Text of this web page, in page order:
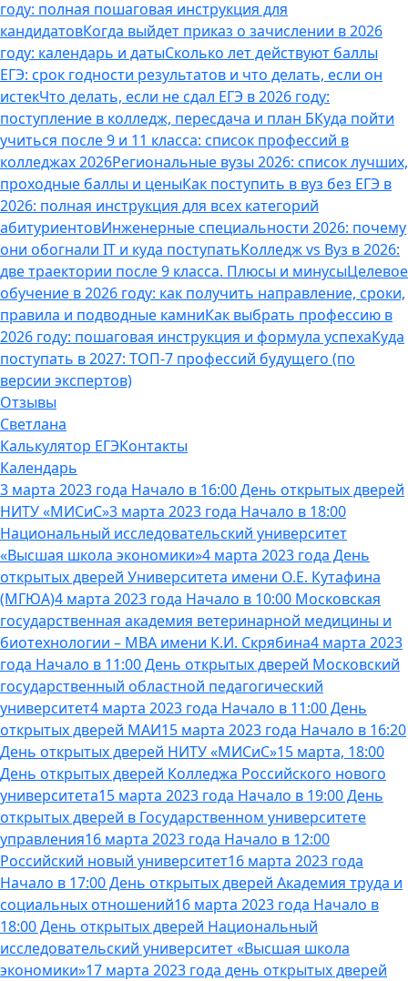
году: полная пошаговая инструкция для
кандидатовКогда выйдет приказ о зачислении в 2026
году: календарь и датыСколько лет действуют баллы
ЕГЭ: срок годности результатов и что делать, если он
истекЧто делать, если не сдал ЕГЭ в 2026 году:
поступление в колледж, пересдача и план БКуда пойти
учиться после 9 и 11 класса: список профессий в
колледжах 2026Региональные вузы 2026: список лучших,
проходные баллы и ценыКак поступить в вуз без ЕГЭ в
2026: полная инструкция для всех категорий
абитуриентовИнженерные специальности 2026: почему
они обогнали IT и куда поступатьКолледж vs Вуз в 2026:
две траектории после 9 класса. Плюсы и минусыЦелевое
обучение в 2026 году: как получить направление, сроки,
правила и подводные камниКак выбрать профессию в
2026 году: пошаговая инструкция и формула успехаКуда
поступать в 2027: ТОП-7 профессий будущего (по
версии экспертов)
Отзывы
Светлана
Калькулятор ЕГЭКонтакты
Календарь
3 марта 2023 года Начало в 16:00 День открытых дверей
НИТУ «МИСиС»3 марта 2023 года Начало в 18:00
Национальный исследовательский университет
«Высшая школа экономики»4 марта 2023 года День
открытых дверей Университета имени О.Е. Кутафина
(МГЮА)4 марта 2023 года Начало в 10:00 Московская
государственная академия ветеринарной медицины и
биотехнологии – МВА имени К.И. Скрябина4 марта 2023
года Начало в 11:00 День открытых дверей Московский
государственный областной педагогический
университет4 марта 2023 года Начало в 11:00 День
открытых дверей МАИ15 марта 2023 года Начало в 16:20
День открытых дверей НИТУ «МИСиС»15 марта, 18:00
День открытых дверей Колледжа Российского нового
университета15 марта 2023 года Начало в 19:00 День
открытых дверей в Государственном университете
управления16 марта 2023 года Начало в 12:00
Российский новый университет16 марта 2023 года
Начало в 17:00 День открытых дверей Академия труда и
социальных отношений16 марта 2023 года Начало в
18:00 День открытых дверей Национальный
исследовательский университет «Высшая школа
экономики»17 марта 2023 года день открытых дверей